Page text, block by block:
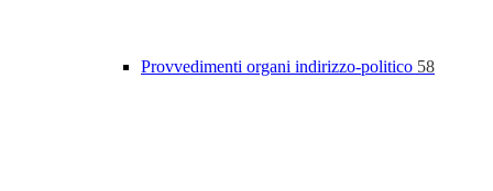
Provvedimenti organi indirizzo-politico 58